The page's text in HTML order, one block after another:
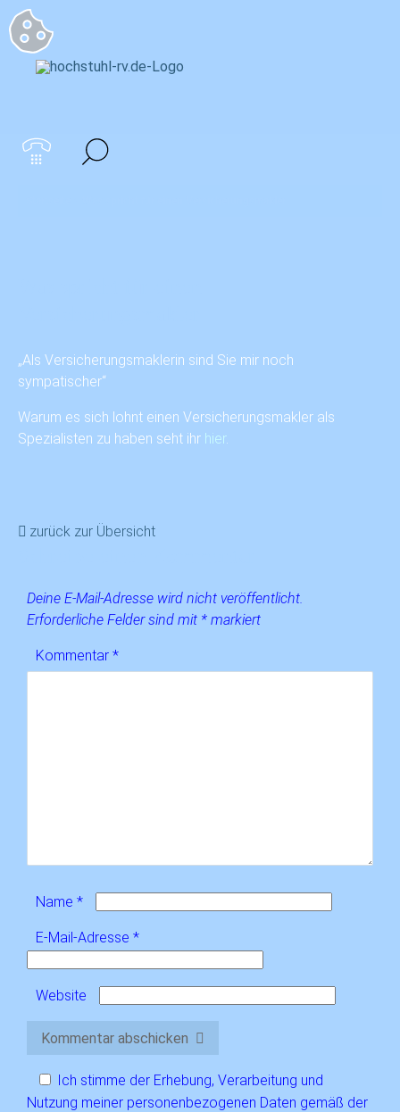
„Als Versicherungsmaklerin sind Sie mir noch
sympatischer“
Warum es sich lohnt einen Versicherungsmakler als
Spezialisten zu haben seht ihr hier.
zurück zur Übersicht
Deine E-Mail-Adresse wird nicht veröffentlicht.
Erforderliche Felder sind mit * markiert
Kommentar *
Name *
E-Mail-Adresse *
Website
Kommentar abschicken
Ich stimme der Erhebung, Verarbeitung und
Nutzung meiner personenbezogenen Daten gemäß der